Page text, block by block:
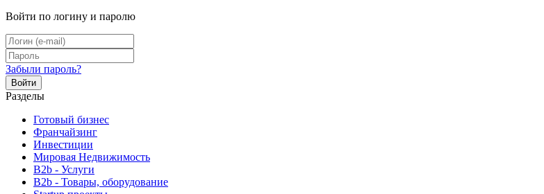
Войти по логину и паролю
Забыли пароль?
Войти
Разделы
Готовый бизнес
Франчайзинг
Инвестиции
Мировая Недвижимость
B2b - Услуги
B2b - Товары, оборудование